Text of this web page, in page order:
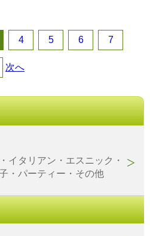
4 5 6 7
次へ
イタリアン・エスニック・
・パーティー・その他